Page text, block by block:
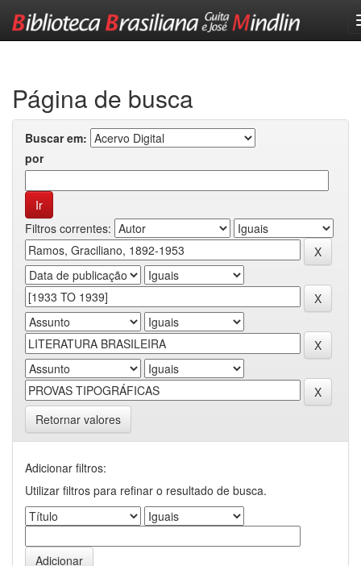
Página de busca
Buscar em:
por
Filtros correntes:
Retornar valores
Adicionar filtros:
Utilizar filtros para refinar o resultado de busca.